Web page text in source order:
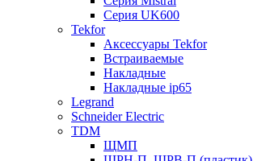
Серия UK600
Tekfor
Аксессуары Tekfor
Встраиваемые
Накладные
Накладные ip65
Legrand
Schneider Electric
TDM
ЩМП